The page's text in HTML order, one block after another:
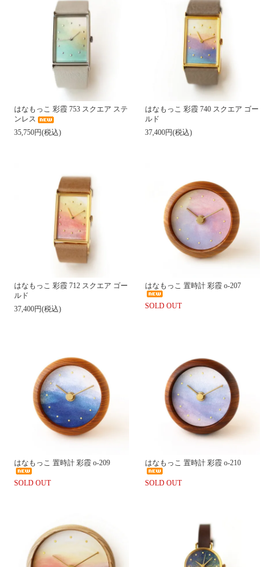
はなもっこ 彩霞 753 スクエア ステ
ンレス
35,750円(税込)
はなもっこ 彩霞 740 スクエア ゴー
ルド
37,400円(税込)
はなもっこ 彩霞 712 スクエア ゴー
ルド
37,400円(税込)
はなもっこ 置時計 彩霞 o-207
SOLD OUT
はなもっこ 置時計 彩霞 o-209
SOLD OUT
はなもっこ 置時計 彩霞 o-210
SOLD OUT